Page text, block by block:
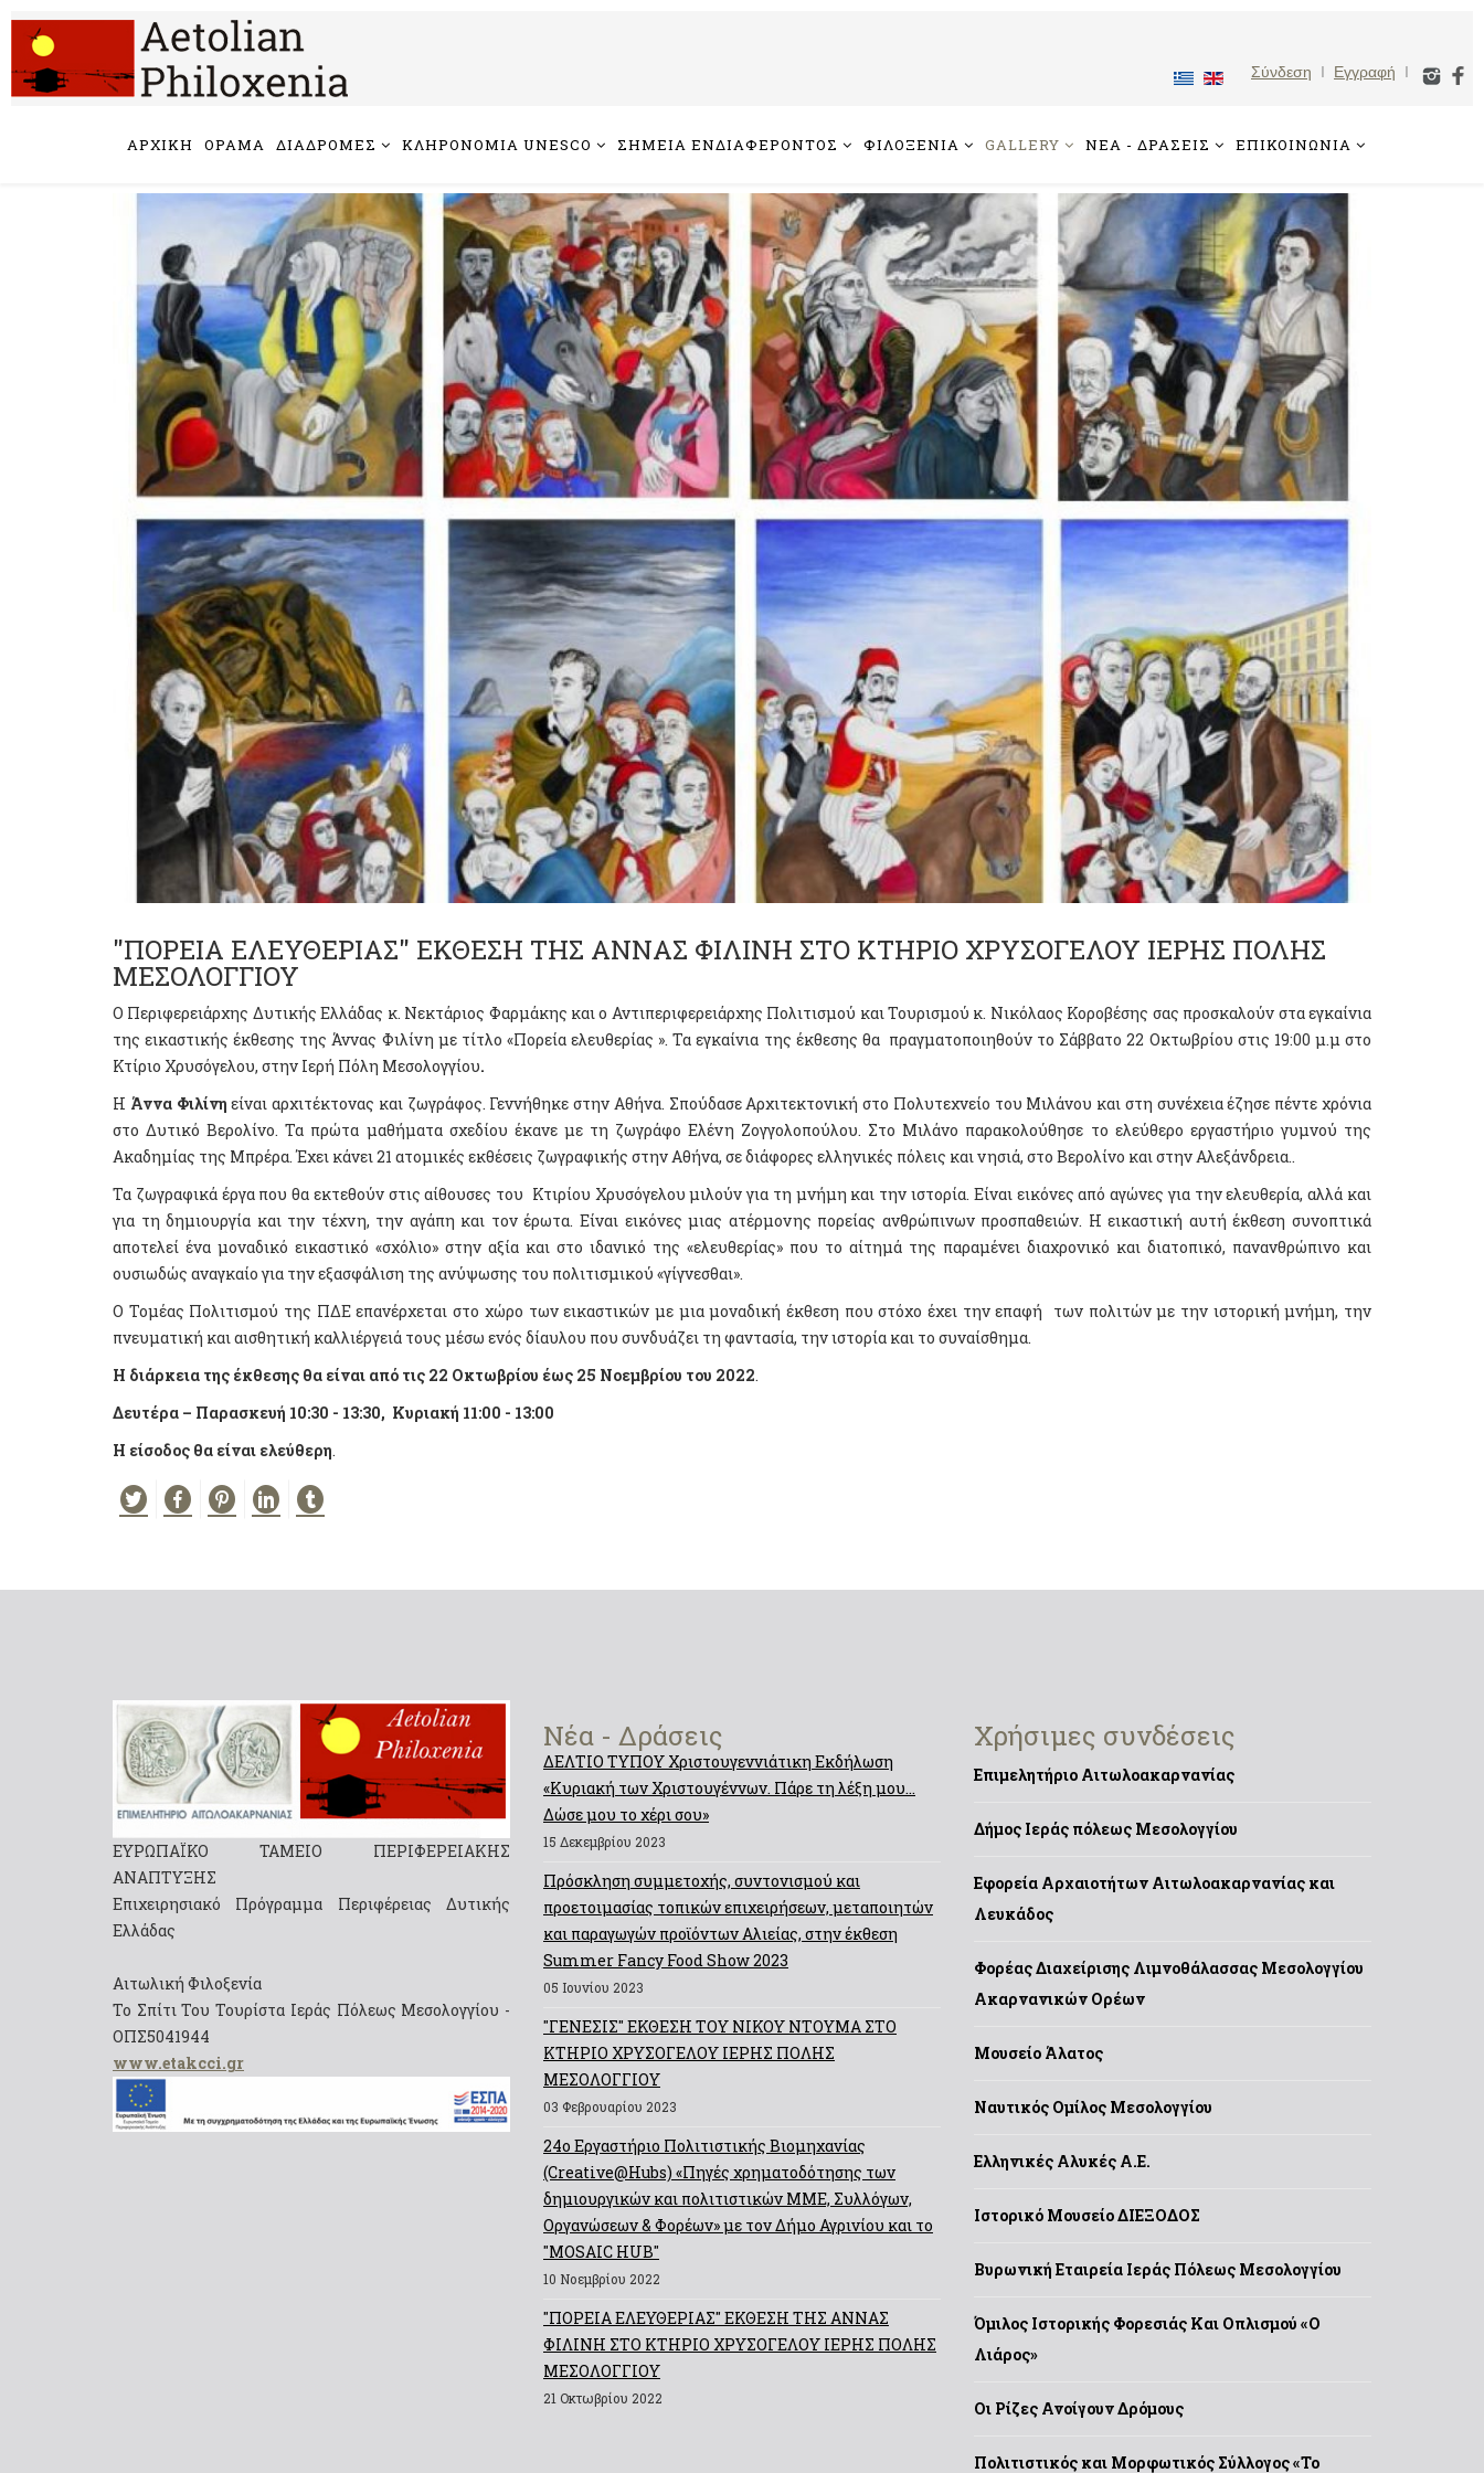
Σύνδεση I Εγγραφή I
ΑΡΧΙΚΗ ΟΡΑΜΑ ΔΙΑΔΡΟΜΕΣ ΚΛΗΡΟΝΟΜΙΑ UNESCO ΣΗΜΕΙΑ ΕΝΔΙΑΦΕΡΟΝΤΟΣ ΦΙΛΟΞΕΝΙΑ GALLERY ΝΕΑ - ΔΡΑΣΕΙΣ ΕΠΙΚΟΙΝΩΝΙΑ
"ΠΟΡΕΙΑ ΕΛΕΥΘΕΡΙΑΣ" ΕΚΘΕΣΗ ΤΗΣ ΑΝΝΑΣ ΦΙΛΙΝΗ ΣΤΟ ΚΤΗΡΙΟ ΧΡΥΣΟΓΕΛΟΥ ΙΕΡΗΣ ΠΟΛΗΣ
ΜΕΣΟΛΟΓΓΙΟΥ
Ο Περιφερειάρχης Δυτικής Ελλάδας κ. Νεκτάριος Φαρμάκης και ο Αντιπεριφερειάρχης Πολιτισμού και Τουρισμού κ. Νικόλαος Κοροβέσης σας προσκαλούν στα εγκαίνια
της εικαστικής έκθεσης της Άννας Φιλίνη με τίτλο «Πορεία ελευθερίας ». Τα εγκαίνια της έκθεσης θα πραγματοποιηθούν το Σάββατο 22 Οκτωβρίου στις 19:00 μ.μ στο
Κτίριο Χρυσόγελου, στην Ιερή Πόλη Μεσολογγίου.
Η Άννα Φιλίνη είναι αρχιτέκτονας και ζωγράφος. Γεννήθηκε στην Αθήνα. Σπούδασε Αρχιτεκτονική στο Πολυτεχνείο του Μιλάνου και στη συνέχεια έζησε πέντε χρόνια
στο Δυτικό Βερολίνο. Τα πρώτα μαθήματα σχεδίου έκανε με τη ζωγράφο Ελένη Ζογγολοπούλου. Στο Μιλάνο παρακολούθησε το ελεύθερο εργαστήριο γυμνού της
Ακαδημίας της Μπρέρα. Έχει κάνει 21 ατομικές εκθέσεις ζωγραφικής στην Αθήνα, σε διάφορες ελληνικές πόλεις και νησιά, στο Βερολίνο και στην Αλεξάνδρεια..
Τα ζωγραφικά έργα που θα εκτεθούν στις αίθουσες του Κτιρίου Χρυσόγελου μιλούν για τη μνήμη και την ιστορία. Είναι εικόνες από αγώνες για την ελευθερία, αλλά και
για τη δημιουργία και την τέχνη, την αγάπη και τον έρωτα. Είναι εικόνες μιας ατέρμονης πορείας ανθρώπινων προσπαθειών. Η εικαστική αυτή έκθεση συνοπτικά
αποτελεί ένα μοναδικό εικαστικό «σχόλιο» στην αξία και στο ιδανικό της «ελευθερίας» που το αίτημά της παραμένει διαχρονικό και διατοπικό, πανανθρώπινο και
ουσιωδώς αναγκαίο για την εξασφάλιση της ανύψωσης του πολιτισμικού «γίγνεσθαι».
Ο Τομέας Πολιτισμού της ΠΔΕ επανέρχεται στο χώρο των εικαστικών με μια μοναδική έκθεση που στόχο έχει την επαφή των πολιτών με την ιστορική μνήμη, την
πνευματική και αισθητική καλλιέργειά τους μέσω ενός δίαυλου που συνδυάζει τη φαντασία, την ιστορία και το συναίσθημα.
Η διάρκεια της έκθεσης θα είναι από τις 22 Οκτωβρίου έως 25 Νοεμβρίου του 2022.
Δευτέρα – Παρασκευή 10:30 - 13:30, Κυριακή 11:00 - 13:00
Η είσοδος θα είναι ελεύθερη.
ΕΥΡΩΠΑΪΚΟ ΤΑΜΕΙΟ ΠΕΡΙΦΕΡΕΙΑΚΗΣ
ΑΝΑΠΤΥΞΗΣ
Επιχειρησιακό Πρόγραμμα Περιφέρειας Δυτικής
Ελλάδας
Αιτωλική Φιλοξενία
Το Σπίτι Του Τουρίστα Ιεράς Πόλεως Μεσολογγίου -
ΟΠΣ5041944
www.etakcci.gr
Νέα - Δράσεις
ΔΕΛΤΙΟ ΤΥΠΟΥ Χριστουγεννιάτικη Εκδήλωση
«Κυριακή των Χριστουγέννων. Πάρε τη λέξη μου…
Δώσε μου το χέρι σου»
15 Δεκεμβρίου 2023
Πρόσκληση συμμετοχής, συντονισμού και
προετοιμασίας τοπικών επιχειρήσεων, μεταποιητών
και παραγωγών προϊόντων Αλιείας, στην έκθεση
Summer Fancy Food Show 2023
05 Ιουνίου 2023
"ΓΕΝΕΣΙΣ" ΕΚΘΕΣΗ ΤΟΥ ΝΙΚΟΥ ΝΤΟΥΜΑ ΣΤΟ
ΚΤΗΡΙΟ ΧΡΥΣΟΓΕΛΟΥ ΙΕΡΗΣ ΠΟΛΗΣ
ΜΕΣΟΛΟΓΓΙΟΥ
03 Φεβρουαρίου 2023
24ο Εργαστήριο Πολιτιστικής Βιομηχανίας
(Creative@Hubs) «Πηγές χρηματοδότησης των
δημιουργικών και πολιτιστικών ΜΜΕ, Συλλόγων,
Οργανώσεων & Φορέων» με τον Δήμο Αγρινίου και το
"MOSAIC HUB"
10 Νοεμβρίου 2022
"ΠΟΡΕΙΑ ΕΛΕΥΘΕΡΙΑΣ" ΕΚΘΕΣΗ ΤΗΣ ΑΝΝΑΣ
ΦΙΛΙΝΗ ΣΤΟ ΚΤΗΡΙΟ ΧΡΥΣΟΓΕΛΟΥ ΙΕΡΗΣ ΠΟΛΗΣ
ΜΕΣΟΛΟΓΓΙΟΥ
21 Οκτωβρίου 2022
Χρήσιμες συνδέσεις
Επιμελητήριο Αιτωλοακαρνανίας
Δήμος Ιεράς πόλεως Μεσολογγίου
Εφορεία Αρχαιοτήτων Αιτωλοακαρνανίας και
Λευκάδος
Φορέας Διαχείρισης Λιμνοθάλασσας Μεσολογγίου
Ακαρνανικών Ορέων
Μουσείο Άλατος
Ναυτικός Ομίλος Μεσολογγίου
Ελληνικές Αλυκές Α.Ε.
Ιστορικό Μουσείο ΔΙΕΞΟΔΟΣ
Βυρωνική Εταιρεία Ιεράς Πόλεως Μεσολογγίου
Όμιλος Ιστορικής Φορεσιάς Και Οπλισμού «Ο
Λιάρος»
Οι Ρίζες Ανοίγουν Δρόμους
Πολιτιστικός και Μορφωτικός Σύλλογος «Το